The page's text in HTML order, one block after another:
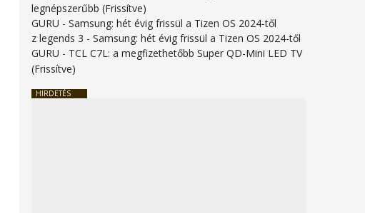
legnépszerűbb (Frissítve)
GURU -Samsung: hét évig frissül a Tizen OS 2024-től
z legends 3 -Samsung: hét évig frissül a Tizen OS 2024-től
GURU - TCL C7L: a megfizethetőbb Super QD-Mini LED TV
(Frissítve)
HIRDETÉS